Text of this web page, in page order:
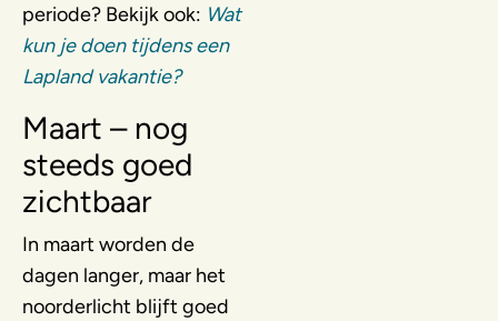
periode? Bekijk ook: Wat
kun je doen tijdens een
Lapland vakantie?
Maart – nog
steeds goed
zichtbaar
In maart worden de
dagen langer, maar het
noorderlicht blijft goed